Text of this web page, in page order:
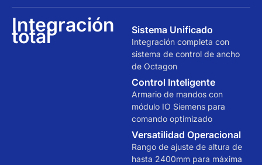
Integración
total Sistema Unificado
Integración completa con
sistema de control de ancho
de Octagon
Control Inteligente
Armario de mandos con
módulo IO Siemens para
comando optimizado
Versatilidad Operacional
Rango de ajuste de altura de
hasta 2400mm para máxima